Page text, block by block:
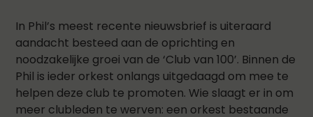
In Phil’s meest recente nieuwsbrief is uiteraard
aandacht besteed aan de oprichting en
noodzakelijke groei van de ‘Club van 100’. Binnen de
Phil is ieder orkest onlangs uitgedaagd om mee te
helpen deze club te promoten. Wie slaagt er in om
meer clubleden te werven: een orkest bestaande